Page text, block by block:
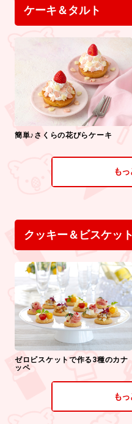
ケーキ＆タルト
簡単♪さくらの花びらケーキ
も
クッキー＆ビスケット
ゼロビスケットで作る3種のカナ
ッペ
も